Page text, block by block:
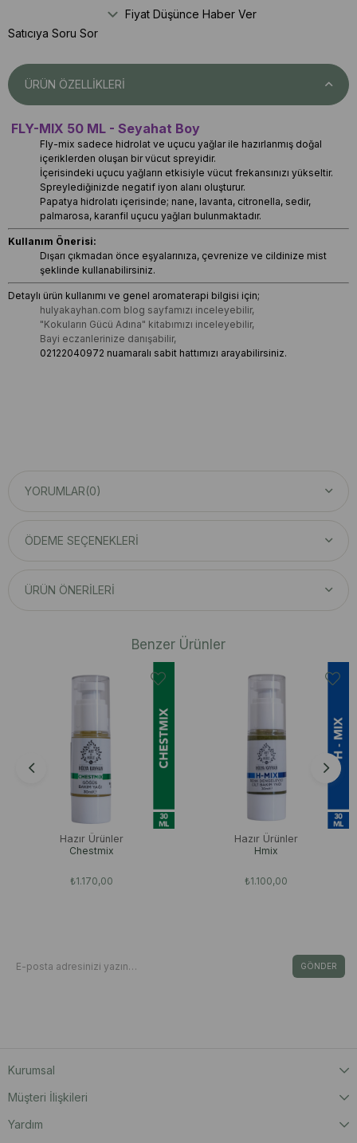
Fiyat Düşünce Haber Ver
Satıcıya Soru Sor
ÜRÜN ÖZELLIKLERI
FLY-MIX 50 ML - Seyahat Boy
Fly-mix sadece hidrolat ve uçucu yağlar ile hazırlanmış doğal
içeriklerden oluşan bir vücut spreyidir.
İçerisindeki uçucu yağların etkisiyle vücut frekansınızı yükseltir.
Spreylediğinizde negatif iyon alanı oluşturur.
Papatya hidrolatı içerisinde; nane, lavanta, citronella, sedir,
palmarosa, karanfil uçucu yağları bulunmaktadır.
Kullanım Önerisi:
Dışarı çıkmadan önce eşyalarınıza, çevrenize ve cildinize mist
şeklinde kullanabilirsiniz.
Detaylı ürün kullanımı ve genel aromaterapi bilgisi için;
hulyakayhan.com blog sayfamızı inceleyebilir,
"Kokuların Gücü Adına" kitabımızı inceleyebilir,
Bayi eczanlerinize danışabilir,
02122040972 nuamaralı sabit hattımızı arayabilirsiniz.
YORUMLAR(0)
ÖDEME SEÇENEKLERI
ÜRÜN ÖNERILERI
Benzer Ürünler
Hazır Ürünler
Chestmix
₺1.170,00
Hazır Ürünler
Hmix
₺1.100,00
GÖNDER
Kurumsal
Müşteri İlişkileri
Yardım